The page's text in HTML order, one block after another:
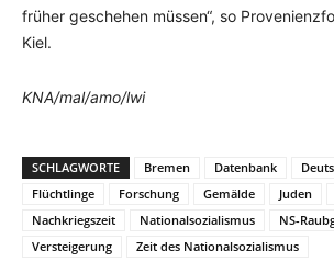
früher geschehen müssen“, so
Kiel.
KNA/mal/amo/lwi
SCHLAGWORTE Bremen Datenbank
Flüchtlinge
Forschung Gemälde Juden
Nachkriegszeit
Nationalsozialismus NS-
Versteigerung
Zeit des Nationalsozialismus